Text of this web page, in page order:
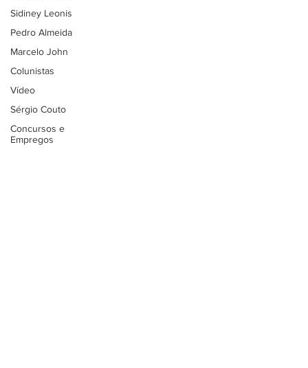
Sidiney Leonis
Pedro Almeida
Marcelo John
Colunistas
Vídeo
Sérgio Couto
Concursos e
Empregos